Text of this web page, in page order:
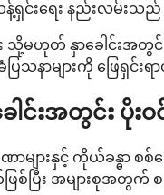
ရှင်းရေး နည်းလမ်းသည်
သို့မဟုတ် နှာခေါင်းအတွင်း
ြသနာများကို ဖြေရှင်း
ါင်းအတွင်း ပို
ားနှင့် ကိုယ်ခန္ဓာ စစ်ဆ
စ်ပြီး အများစုအတွက်